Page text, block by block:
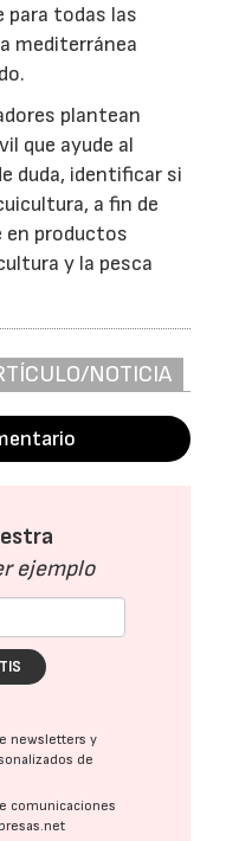
para todas las
mediterránea
plantean
que ayude al
duda, identificar si
a fin de
en productos
y la pesca
NOTICIA
ejemplo
newsletters y
de
comunicaciones